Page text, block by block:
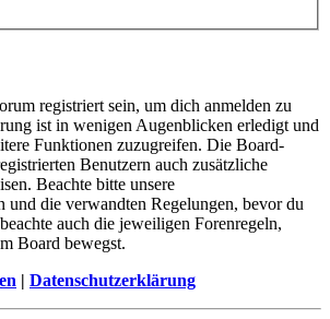
registriert sein, um dich anmelden zu
ist in wenigen Augenblicken erledigt und
Funktionen zuzugreifen. Die Board-
Benutzern auch zusätzliche
Beachte bitte unsere
und die verwandten Regelungen, bevor du
auch die jeweiligen Forenregeln,
Board bewegst.
| Datenschutzerklärung